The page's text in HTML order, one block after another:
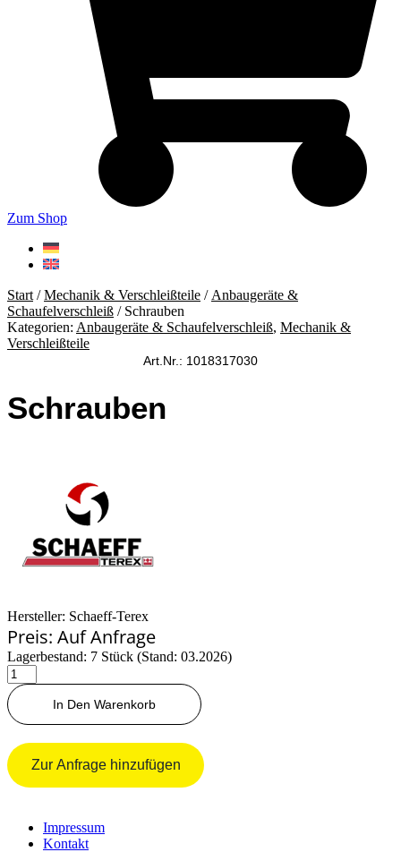
Zum Shop
Start /Mechanik & Verschleißteile / Anbaugeräte &
Schaufelverschleiß / Schrauben
Kategorien: Anbaugeräte & Schaufelverschleiß, Mechanik &
Verschleißteile
Art.Nr.: 1018317030
Schrauben
Hersteller: Schaeff-Terex
Preis: Auf Anfrage
Lagerbestand: 7 Stück (Stand: 03.2026)
Schrauben
Menge
In Den Warenkorb
Zur Anfrage hinzufügen
Impressum
Kontakt